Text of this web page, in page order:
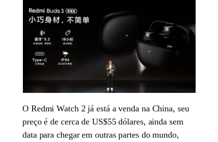
O Redmi Watch 2 já está a venda na China, seu
preço é de cerca de US$55 dólares, ainda sem
data para chegar em outras partes do mundo,